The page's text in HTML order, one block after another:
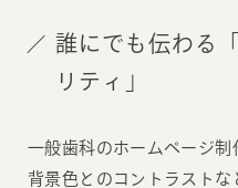
誰にでも伝わる
リティ」
一般歯科のホームページ
背景色とのコントラスト